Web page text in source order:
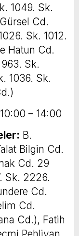
1049. Sk.
Cd.
Sk. 1012.
Hatun Cd.
Sk.
1036. Sk.
10:00 – 14:00
B.
Bilgin Cd.
Cd. 29
Sk. 2226.
Cd.
Cd.
Cd.), Fatih